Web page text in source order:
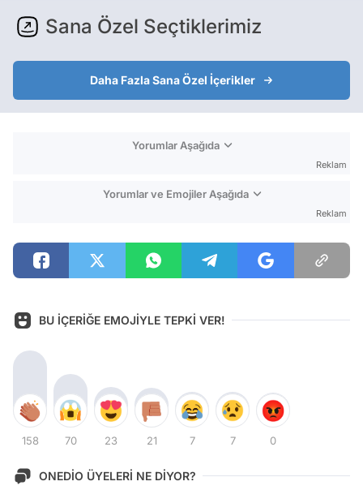
Sana Özel Seçtiklerimiz
Daha Fazla Sana Özel İçerikler
Yorumlar Aşağıda
Reklam
Yorumlar ve Emojiler Aşağıda
Reklam
BU İÇERİĞE EMOJİYLE TEPKİ VER!
158 70 23 21 7 7 0
ONEDİO ÜYELERİ NE DİYOR?